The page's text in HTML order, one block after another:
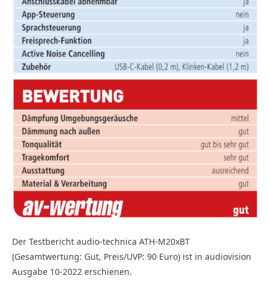
Der Testbericht audio-technica ATH-M20xBT
(Gesamtwertung: Gut, Preis/UVP: 90 Euro) ist in audiovision
Ausgabe 10-2022 erschienen.